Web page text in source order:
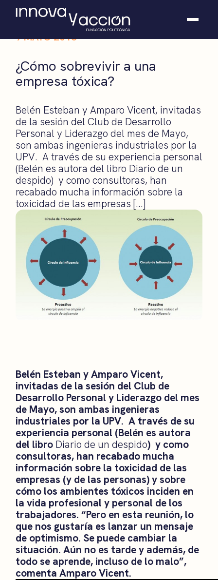
Casos de éxito
Modo On
Contacto
9 MAYO 2013
¿Cómo sobrevivir a una
empresa tóxica?
Belén Esteban y Amparo Vicent, invitadas
de la sesión del Club de Desarrollo
Personal y Liderazgo del mes de Mayo,
son ambas ingenieras industriales por la
UPV. A través de su experiencia personal
(Belén es autora del libro Diario de un
despido) y como consultoras, han
recabado mucha información sobre la
toxicidad de las empresas […]
Belén Esteban y Amparo Vicent,
invitadas de la sesión del Club de
Desarrollo Personal y Liderazgo del mes
de Mayo, son ambas ingenieras
industriales por la UPV. A través de su
experiencia personal (Belén es autora
del libro Diario de un despido) y como
consultoras, han recabado mucha
información sobre la toxicidad de las
empresas (y de las personas) y sobre
cómo los ambientes tóxicos inciden en
la vida profesional y personal de los
trabajadores. “Pero en esta reunión, lo
que nos gustaría es lanzar un mensaje
de optimismo. Se puede cambiar la
situación. Aún no es tarde y además, de
todo se aprende, incluso de lo malo”,
comenta Amparo Vicent.